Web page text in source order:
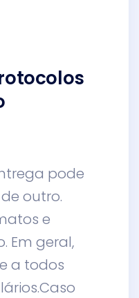
pode
outro.
e
Em geral,
a todos